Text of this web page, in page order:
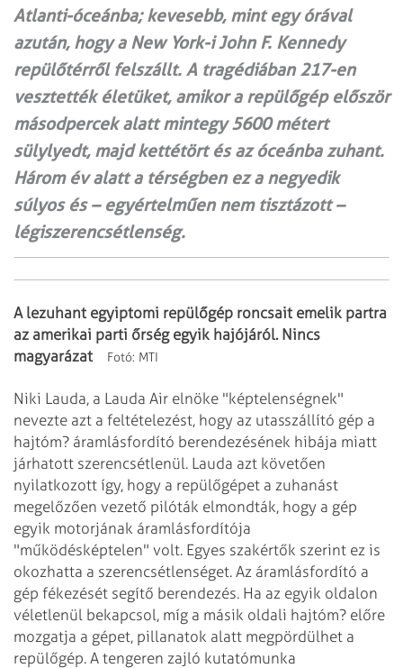
Atlanti-óceánba; kevesebb, mint egy órával
azután, hogy a New York-i John F. Kennedy
repülőtérről felszállt. A tragédiában 217-en
vesztették életüket, amikor a repülőgép először
másodpercek alatt mintegy 5600 métert
sülylyedt, majd kettétört és az óceánba zuhant.
Három év alatt a térségben ez a negyedik
súlyos és – egyértelműen nem tisztázott –
légiszerencsétlenség.
A lezuhant egyiptomi repülőgép roncsait emelik partra
az amerikai parti őrség egyik hajójáról. Nincs
magyarázat
Fotó: MTI
Niki Lauda, a Lauda Air elnöke "képtelenségnek"
nevezte azt a feltételezést, hogy az utasszállító gép a
hajtóm? áramlásfordító berendezésének hibája miatt
járhatott szerencsétlenül. Lauda azt követően
nyilatkozott így, hogy a repülőgépet a zuhanást
megelőzően vezető pilóták elmondták, hogy a gép
egyik motorjának áramlásfordítója
"működésképtelen" volt. Egyes szakértők szerint ez is
okozhatta a szerencsétlenséget. Az áramlásfordító a
gép fékezését segítő berendezés. Ha az egyik oldalon
véletlenül bekapcsol, míg a másik oldali hajtóm? előre
mozgatja a gépet, pillanatok alatt megpördülhet a
repülőgép. A tengeren zajló kutatómunka